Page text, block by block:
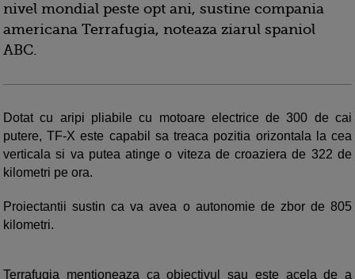
nivel mondial peste opt ani, sustine compania
americana Terrafugia, noteaza ziarul spaniol
ABC.
Dotat cu aripi pliabile cu motoare electrice de 300 de cai
putere, TF-X este capabil sa treaca pozitia orizontala la cea
verticala si va putea atinge o viteza de croaziera de 322 de
kilometri pe ora.
Proiectantii sustin ca va avea o autonomie de zbor de 805
kilometri.
Terrafugia mentioneaza ca obiectivul sau este acela de a